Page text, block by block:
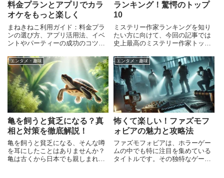
料金プランとアプリでカラ
オケをもっと楽しく
まねきねこ利用ガイド：料金プラ
ンの選び方、アプリ活用法、イベ
ントやパーティーの成功のコツま
知識を網羅。
ランキング！驚愕のトップ
10
ミステリー作家ランキングを知り
たい方に向けて、今回の記事では
史上最高のミステリー作家トップ
は、読者を魅了し続けるジャンル
であり、その中でも特に優れた作
家たちは時代を超えて愛されてい
ます。この記事を通して、あな
エンタメ・趣味
亀を飼うと貧乏になる？真
相と対策を徹底解説！
亀を飼うと貧乏になる、そんな噂
を耳にしたことはありませんか？
亀は古くから日本でも親しまれて
エンタメ・趣味
怖くて楽しい！ファズモフ
ォビアの魅力と攻略法
ファズモフォビアは、ホラーゲー
ムの中でも特に注目を集めている
タイトルです。その独特なゲーム